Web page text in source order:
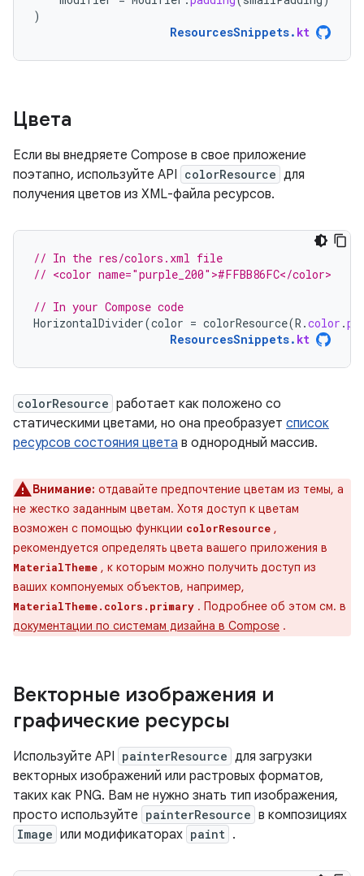
)
ResourcesSnippets. kt
Цвета
Если вы внедряете Compose в свое приложение
поэтапно, используйте API colorResource для
получения цветов из XML-файла ресурсов.
// In the res/colors.xml file
// <color name="purple_200">#FFBB86FC</color>
// In your Compose code
HorizontalDivider(color = colorResource(R .color .
ResourcesSnippets. kt
colorResource работает как положено со
статическими цветами, но она преобразует список
ресурсов состояния цвета в однородный массив.
Внимание: отдавайте предпочтение цветам из темы, а
не жестко заданным цветам. Хотя доступ к цветам
возможен с помощью функции colorResource ,
рекомендуется определять цвета вашего приложения в
MaterialTheme , к которым можно получить доступ из
ваших компонуемых объектов, например,
MaterialTheme.colors.primary . Подробнее об этом см. в
документации по системам дизайна в Compose .
Векторные изображения и
графические ресурсы
Используйте API painterResource для загрузки
векторных изображений или растровых форматов,
таких как PNG. Вам не нужно знать тип изображения,
просто используйте painterResource в композициях
Image или модификаторах paint .